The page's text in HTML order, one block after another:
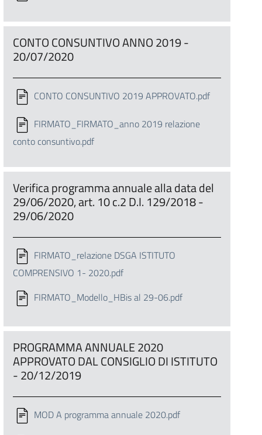
CONTO CONSUNTIVO ANNO 2019 -
20/07/2020
CONTO CONSUNTIVO 2019 APPROVATO.pdf
FIRMATO_FIRMATO_anno 2019 relazione
conto consuntivo.pdf
Verifica programma annuale alla data del
29/06/2020, art. 10 c.2 D.I. 129/2018 -
29/06/2020
FIRMATO_relazione DSGA ISTITUTO
COMPRENSIVO 1- 2020.pdf
FIRMATO_Modello_HBis al 29-06.pdf
PROGRAMMA ANNUALE 2020
APPROVATO DAL CONSIGLIO DI ISTITUTO
- 20/12/2019
MOD A programma annuale 2020.pdf